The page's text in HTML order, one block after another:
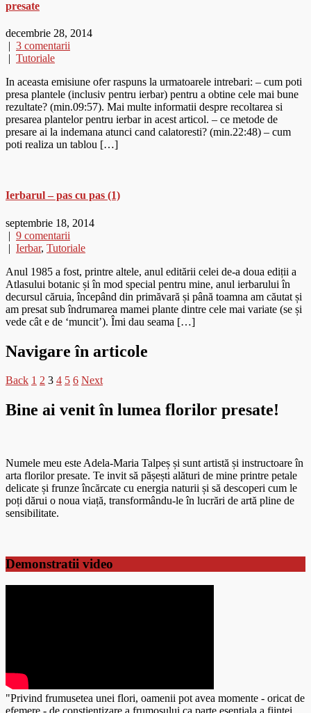
presate
decembrie 28, 2014
| 3 comentarii
| Tutoriale
In aceasta emisiune ofer raspuns la urmatoarele intrebari: – cum poti
presa plantele (inclusiv pentru ierbar) pentru a obtine cele mai bune
rezultate? (min.09:57). Mai multe informatii despre recoltarea si
presarea plantelor pentru ierbar in acest articol. – ce metode de
presare ai la indemana atunci cand calatoresti? (min.22:48) – cum
poti realiza un tablou […]
Ierbarul – pas cu pas (1)
septembrie 18, 2014
| 9 comentarii
| Ierbar, Tutoriale
Anul 1985 a fost, printre altele, anul editării celei de-a doua ediții a
Atlasului botanic și în mod special pentru mine, anul ierbarului în
decursul căruia, începând din primăvară și până toamna am căutat și
am presat sub îndrumarea mamei plante dintre cele mai variate (se și
vede cât e de ‘muncit’). Îmi dau seama […]
Navigare în articole
Back 1 2 3 4 5 6 Next
Bine ai venit în lumea florilor presate!
Numele meu este Adela-Maria Talpeș și sunt artistă și instructoare în
arta florilor presate. Te invit să pășești alături de mine printre petale
delicate și frunze încărcate cu energia naturii și să descoperi cum le
poți dărui o noua viață, transformându-le în lucrări de artă pline de
sensibilitate.
Demonstratii video
"Privind frumusetea unei flori, oamenii pot avea momente - oricat de
efemere - de constientizare a frumosului ca parte esentiala a fiintei